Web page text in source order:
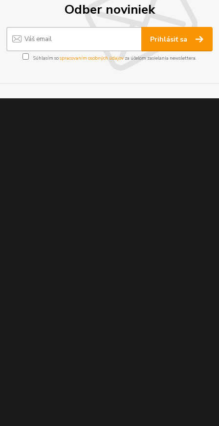
Odber noviniek
Prihlásiť sa
Súhlasím sospracovaním osobných údajov za účelom zasielania newslettera.